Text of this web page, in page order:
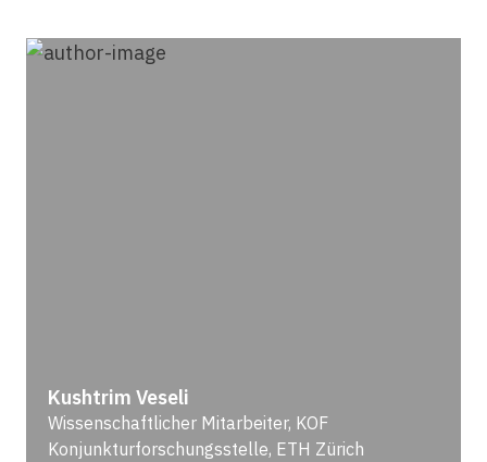
Kushtrim Veseli
Wissenschaftlicher Mitarbeiter, KOF
Konjunkturforschungsstelle, ETH Zürich